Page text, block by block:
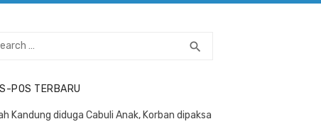
search
POS TERBARU
Kandung diduga Cabuli Anak, Korban dipaksa